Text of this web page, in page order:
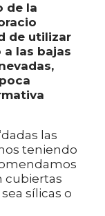
de la
de utilizar
las bajas
las
teniendo
cubiertas
sílicas o